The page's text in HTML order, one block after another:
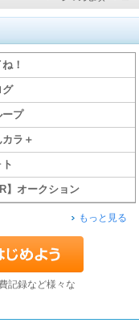
！
グ
ープ
ラ＋
】オークション
もっと見る
記録など様々な